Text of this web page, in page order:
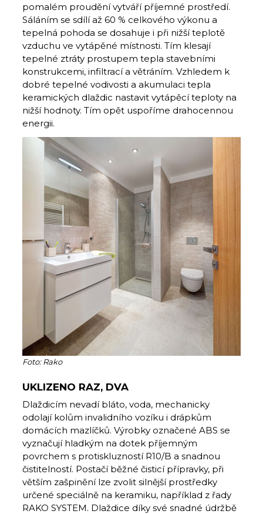
pomalém proudění vytváří příjemné prostředí.
Sáláním se sdílí až 60 % celkového výkonu a
tepelná pohoda se dosahuje i při nižší teplotě
vzduchu ve vytápěné místnosti. Tím klesají
tepelné ztráty prostupem tepla stavebními
konstrukcemi, infiltrací a větráním. Vzhledem k
dobré tepelné vodivosti a akumulaci tepla
keramických dlaždic nastavit vytápěcí teploty na
nižší hodnoty. Tím opět uspoříme drahocennou
energii.
Foto: Rako
UKLIZENO RAZ, DVA
Dlaždicím nevadí bláto, voda, mechanicky
odolají kolům invalidního vozíku i drápkům
domácích mazlíčků. Výrobky označené ABS se
vyznačují hladkým na dotek příjemným
povrchem s protiskluzností R10/B a snadnou
čistitelností. Postačí běžné čisticí přípravky, při
větším zašpinění lze zvolit silnější prostředky
určené speciálně na keramiku, například z řady
RAKO SYSTEM. Dlaždice díky své snadné údržbě